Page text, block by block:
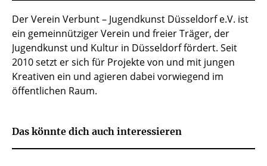
Der Verein Verbunt – Jugendkunst Düsseldorf e.V. ist
ein gemeinnütziger Verein und freier Träger, der
Jugendkunst und Kultur in Düsseldorf fördert. Seit
2010 setzt er sich für Projekte von und mit jungen
Kreativen ein und agieren dabei vorwiegend im
öffentlichen Raum.
Das könnte dich auch interessieren